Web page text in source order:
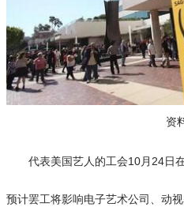
资
代表美国艺人的工会10月24日
预计罢工将影响电子艺术公司、动